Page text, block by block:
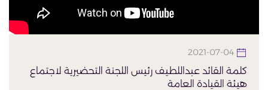
كلمة القائد عبداللطيف رئيس اللجنة التحضيرية لاجتماع
هيئة القيادة العامة